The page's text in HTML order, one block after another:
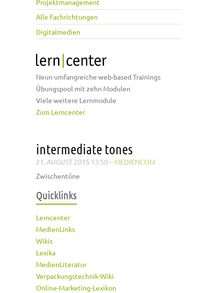
Projektmanagement
Alle Fachrichtungen
Digitalmedien
Neun umfangreiche web-based Trainings
Übungspool mit zehn Modulen
Viele weitere Lernmodule
Zum Lerncenter
intermediate tones
21. AUGUST 2015 13:50 – MEDIENCOM
Zwischentöne
Quicklinks
Lerncenter
MedienLinks
Wikis
Lexika
MedienLiteratur
Verpackungstechnik-Wiki
Online-Marketing-Lexikon